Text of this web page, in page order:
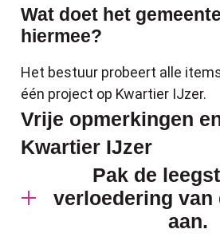
Wat doet het
hiermee?
Het bestuur probeert alle
één project op Kwartier IJzer.
Vrije opmerkingen
Kwartier IJzer
Pak de
verloedering van
aan.